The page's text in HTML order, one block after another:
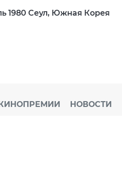
1980 Сеул, Южная Корея
НОВОСТИ